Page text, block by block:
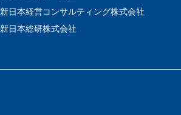
新日本経営コンサルティング株式会社
新日本総研株式会社